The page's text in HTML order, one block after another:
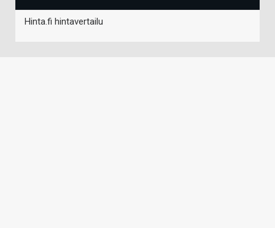
Hinta.fi hintavertailu